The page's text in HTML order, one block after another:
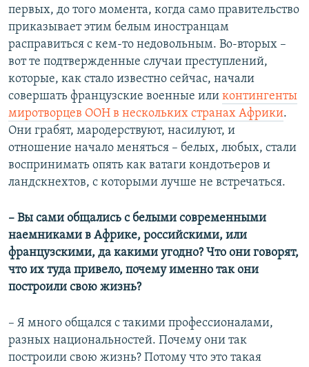
первых, до того момента, когда само правительство
приказывает этим белым иностранцам
расправиться с кем-то недовольным. Во-вторых –
вот те подтвержденные случаи преступлений,
которые, как стало известно сейчас, начали
совершать французские военные или контингенты
миротворцев ООН в нескольких странах Африки.
Они грабят, мародерствуют, насилуют, и
отношение начало меняться – белых, любых, стали
воспринимать опять как ватаги кондотьеров и
ландскнехтов, с которыми лучше не встречаться.
– Вы сами общались с белыми современными
наемниками в Африке, российскими, или
французскими, да какими угодно? Что они говорят,
что их туда привело, почему именно так они
построили свою жизнь?
– Я много общался с такими профессионалами,
разных национальностей. Почему они так
построили свою жизнь? Потому что это такая